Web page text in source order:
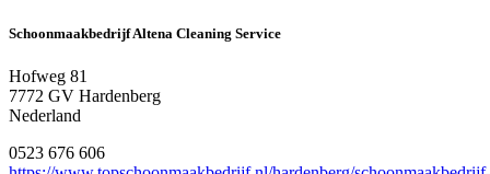
Schoonmaakbedrijf Altena Cleaning Service
Hofweg 81
7772 GV Hardenberg
Nederland
0523 676 606